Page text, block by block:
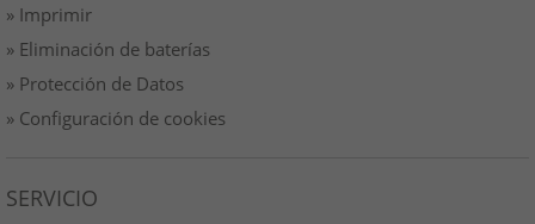
» Imprimir
» Eliminación de baterías
» Protección de Datos
» Configuración de cookies
SERVICIO